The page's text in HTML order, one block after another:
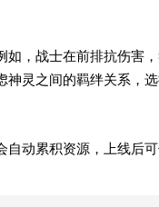
，战士在前排抗伤害
灵之间的羁绊关系，
动累积资源，上线后